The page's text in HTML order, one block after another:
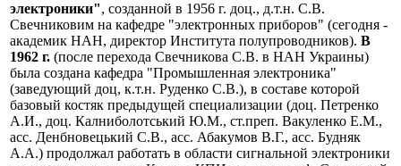
электроники", созданной в 1956 г. доц., д.т.н. С.В.
Свечниковим на кафедре "электронных приборов" (сегодня -
академик НАН, директор Института полупроводников). В
1962 г. (после перехода Свечникова С.В. в НАН Украины)
была создана кафедра "Промышленная электроника"
(заведующий доц, к.т.н. Руденко С.В.), в составе которой
базовый костяк предыдущей специализации (доц. Петренко
А.И., доц. Калниболотський Ю.М., ст.преп. Вакуленко Е.М.,
асс. Денбновецький С.В., асс. Абакумов В.Г., асс. Будняк
А.А.) продолжал работать в области сигнальной электроники